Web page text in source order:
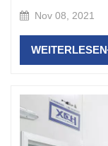
Nov 08, 2021
WEITERLESEN